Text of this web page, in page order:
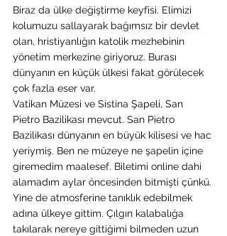
Biraz da ülke değiştirme keyfisi. Elimizi
kolumuzu sallayarak bağımsız bir devlet
olan, hristiyanlığın katolik mezhebinin
yönetim merkezine giriyoruz. Burası
dünyanın en küçük ülkesi fakat görülecek
çok fazla eser var.
Vatikan Müzesi ve Sistina Şapeli, San
Pietro Bazilikası mevcut. San Pietro
Bazilikası dünyanın en büyük kilisesi ve hac
yeriymiş. Ben ne müzeye ne şapelin içine
giremedim maalesef. Biletimi online dahi
alamadım aylar öncesinden bitmişti çünkü.
Yine de atmosferine tanıklık edebilmek
adına ülkeye gittim. Çılgın kalabalığa
takılarak nereye gittiğimi bilmeden uzun